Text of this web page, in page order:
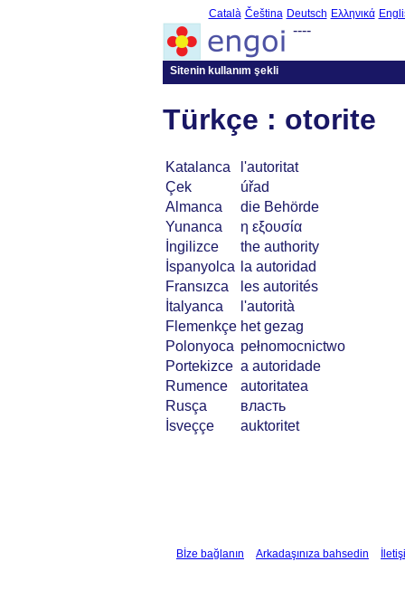
Català Čeština Deutsch Ελληνικά
----
Sitenin kullanım şekli
Türkçe : otorite
Katalanca
l'autoritat
Çek
úřad
Almanca
die Behörde
Yunanca
η εξουσία
İngilizce
the authority
İspanyolca
la autoridad
Fransızca
les autorités
İtalyanca
l'autorità
Flemenkçe het gezag
Polonyoca pełnomocnictwo
Portekizce a autoridade
Rumence
autoritatea
Rusça
власть
İsveççe
auktoritet
Bİze bağlanın Arkadaşınıza bahsedin